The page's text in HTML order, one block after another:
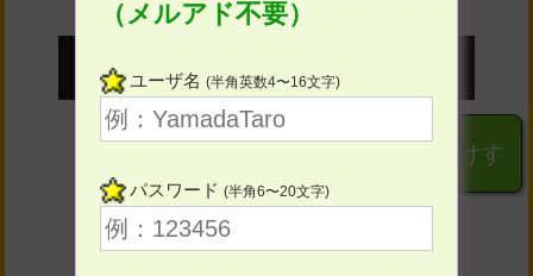
１ ２ ３ けす
４ ５
６
（メルアド不要）
ユーザ名 (半角英数4〜16文字)
パスワード (半角6〜20文字)